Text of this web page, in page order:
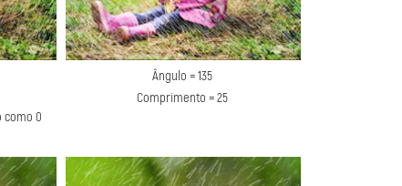
Ângulo = 135
Comprimento = 25
como 0